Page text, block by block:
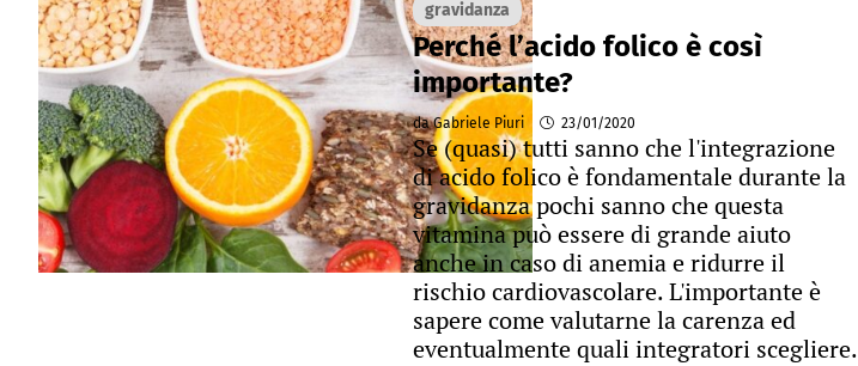
gravidanza
Perché l’acido folico è così
importante?
da Gabriele Piuri 23/01/2020
Se (quasi) tutti sanno che l'integrazione
di acido folico è fondamentale durante la
gravidanza pochi sanno che questa
vitamina può essere di grande aiuto
anche in caso di anemia e ridurre il
rischio cardiovascolare. L'importante è
sapere come valutarne la carenza ed
eventualmente quali integratori scegliere.